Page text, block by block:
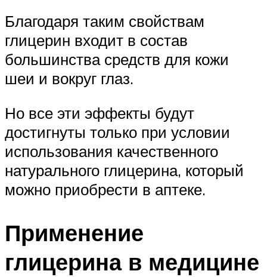
Благодаря таким свойствам
глицерин входит в состав
большинства средств для кожи
шеи и вокруг глаз.
Но все эти эффекты будут
достигнуты только при условии
использования качественного
натурального глицерина, который
можно приобрести в аптеке.
Применение
глицерина в медицине